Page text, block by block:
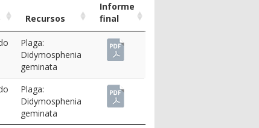
Recursos
Informe
final
Plaga:
Didymosphenia
geminata
Plaga:
Didymosphenia
geminata